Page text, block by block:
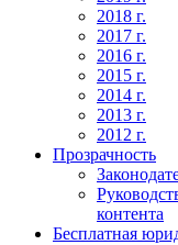
2018 г.
2017 г.
2016 г.
2015 г.
2014 г.
2013 г.
2012 г.
Прозрачность
контента
Бесплатная